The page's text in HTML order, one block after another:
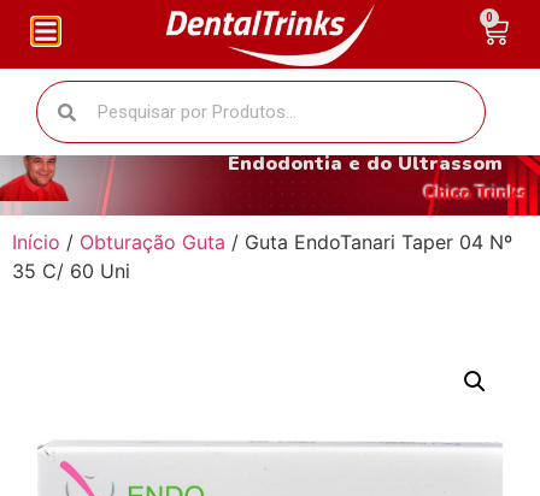
O fantástico mundo da
Endodontia e do Ultrassom
Chico Trinks
Início / Obturação Guta / Guta EndoTanari Taper 04 Nº
35 C/ 60 Uni
0